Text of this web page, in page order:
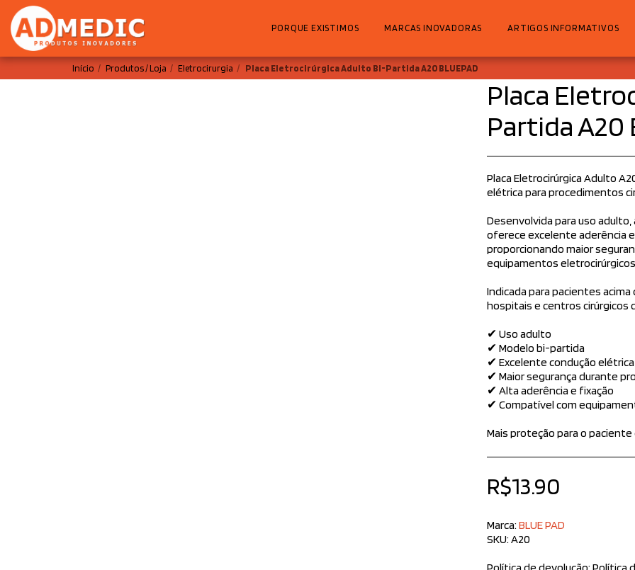
PORQUE EXISTIMOS MARCAS INOVADORAS ARTIGOS INFORMATIVOS
Início Produtos / Loja Eletrocirurgia Placa Eletrocirúrgica Adulto Bi-Partida A20 BLUEPAD
Placa
Partida A20
Placa Eletrocirúrgica Adulto
elétrica para procedimentos
Desenvolvida para uso
oferece excelente aderência
proporcionando maior
equipamentos
Indicada para pacientes acima
hospitais e centros cirúrgicos
✔ Uso adulto
✔ Modelo bi-partida
✔ Excelente condução elétrica
✔ Maior segurança durante
✔ Alta aderência e fixação
✔ Compatível com
Mais proteção para o
R$13.90
Marca:BLUE PAD
SKU:A20
Política de devolução:Política de Devoluções – AdMedic Produtos Inovadores Na AdMedic Produtos Inovadores, prezamos pela sua satisfação e confiança. Caso seja necessário realizar a devolução de um produto, seguimos as diretrizes abaixo: Prazo para devolução: O cliente pode solicitar a devolução em até 7 dias corridos após o recebimento do produto, conforme previsto no Código de